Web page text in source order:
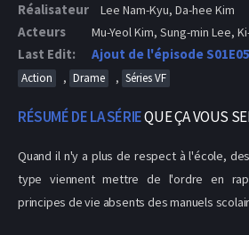
Réalisateur Lee Nam-Kyu, Da-hee Kim
Acteurs Mu-Yeol Kim, Sung-min Lee,
Last Edit: Ajout de l'épisode S01E05
Action , Drame , Séries VF
RÉSUMÉ DE LA SÉRIEQUE ÇA VOUS
Quand il n'y a plus de respect à l'école,
type viennent mettre de l'ordre en
principes de vie absents des manuels